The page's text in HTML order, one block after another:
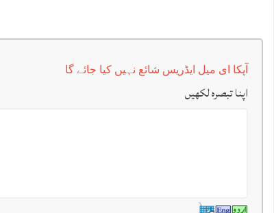
آپکا ای میل ایڈریس شائع نہیں کیا جائے گا
اپنا تبصرہ لکھیں